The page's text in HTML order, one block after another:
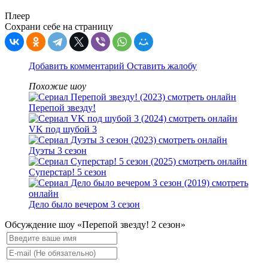
Плеер
Сохрани себе на страницу
Добавить комментарий Оставить жалобу
Похожие шоу
Перепой звезду!
VK под шубой 3
Дуэты 3 сезон
Суперстар! 5 сезон
Дело было вечером 3 сезон
Обсуждение шоу «Перепой звезду! 2 сезон»